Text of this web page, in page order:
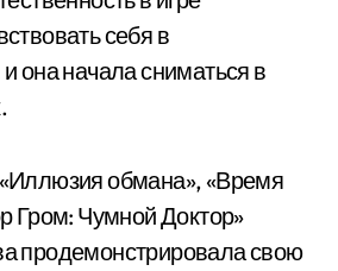
себя в
она начала сниматься в
обмана», «Время
Гром: Чумной Доктор»
продемонстрировала свою